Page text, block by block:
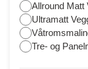
Allround Matt
Ultramatt
Tre- og